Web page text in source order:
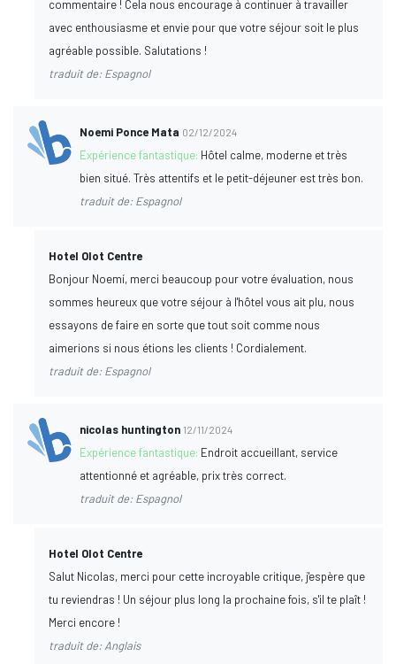
commentaire ! Cela nous encourage à continuer à travailler
avec enthousiasme et envie pour que votre séjour soit le plus
agréable possible. Salutations !
traduit de: Espagnol
Noemi Ponce Mata 02/12/2024
Expérience fantastique: Hôtel calme, moderne et très
bien situé. Très attentifs et le petit-déjeuner est très bon.
traduit de: Espagnol
Hotel Olot Centre
Bonjour Noemí, merci beaucoup pour votre évaluation, nous
sommes heureux que votre séjour à l'hôtel vous ait plu, nous
essayons de faire en sorte que tout soit comme nous
aimerions si nous étions les clients ! Cordialement.
traduit de: Espagnol
nicolas huntington 12/11/2024
Expérience fantastique: Endroit accueillant, service
attentionné et agréable, prix très correct.
traduit de: Espagnol
Hotel Olot Centre
Salut Nicolas, merci pour cette incroyable critique, j'espère que
tu reviendras ! Un séjour plus long la prochaine fois, s'il te plaît !
Merci encore !
traduit de: Anglais